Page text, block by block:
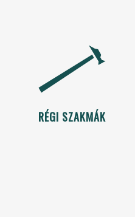
RÉGI SZAKMÁK